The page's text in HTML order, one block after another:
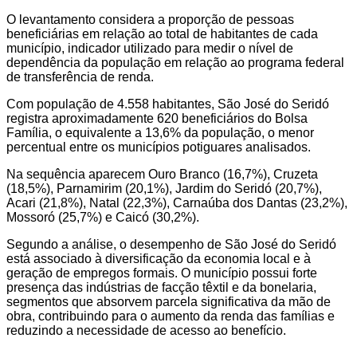
O levantamento considera a proporção de pessoas
beneficiárias em relação ao total de habitantes de cada
município, indicador utilizado para medir o nível de
dependência da população em relação ao programa federal
de transferência de renda.
Com população de 4.558 habitantes, São José do Seridó
registra aproximadamente 620 beneficiários do Bolsa
Família, o equivalente a 13,6% da população, o menor
percentual entre os municípios potiguares analisados.
Na sequência aparecem Ouro Branco (16,7%), Cruzeta
(18,5%), Parnamirim (20,1%), Jardim do Seridó (20,7%),
Acari (21,8%), Natal (22,3%), Carnaúba dos Dantas (23,2%),
Mossoró (25,7%) e Caicó (30,2%).
Segundo a análise, o desempenho de São José do Seridó
está associado à diversificação da economia local e à
geração de empregos formais. O município possui forte
presença das indústrias de facção têxtil e da bonelaria,
segmentos que absorvem parcela significativa da mão de
obra, contribuindo para o aumento da renda das famílias e
reduzindo a necessidade de acesso ao benefício.